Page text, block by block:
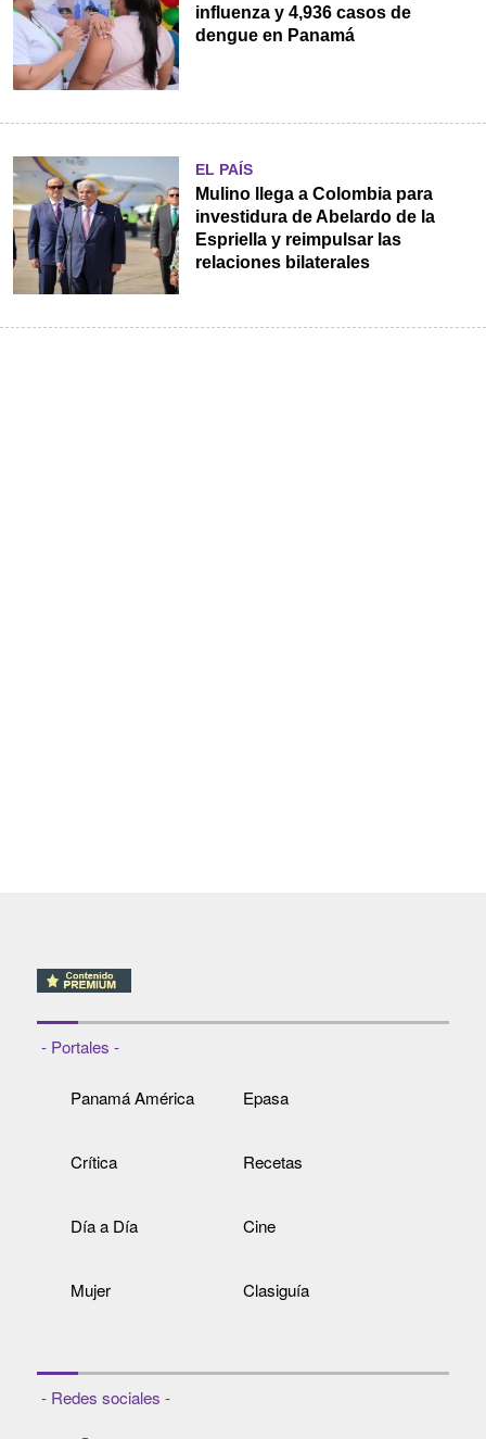
influenza y 4,936 casos de
dengue en Panamá
EL PAÍS
Mulino llega a Colombia para
investidura de Abelardo de la
Espriella y reimpulsar las
relaciones bilaterales
- Portales -
Panamá América Epasa
Crítica Recetas
Día a Día Cine
Mujer Clasiguía
- Redes sociales -